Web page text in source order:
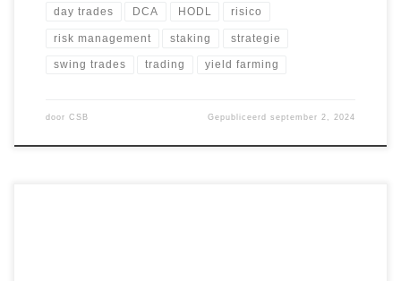
day trades DCA HODL risico
risk management staking strategie
swing trades trading yield farming
door CSB Gepubliceerdseptember 2, 2024